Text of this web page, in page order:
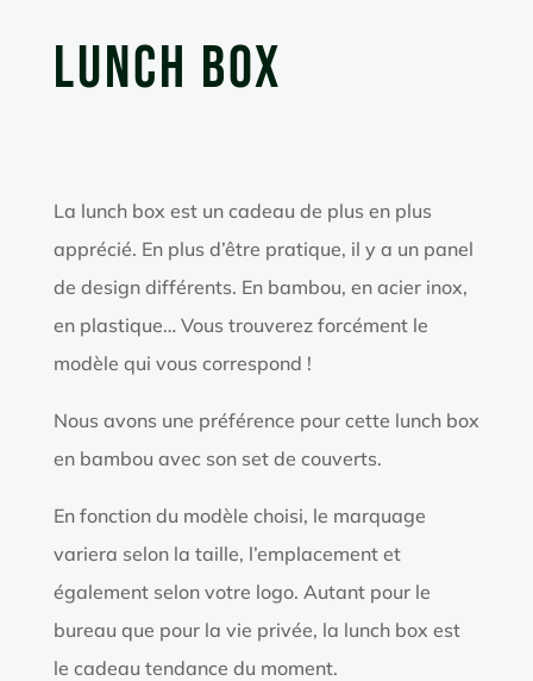
Lunch Box
La lunch box est un cadeau de plus en plus
apprécié. En plus d’être pratique, il y a un panel
de design différents. En bambou, en acier inox,
en plastique… Vous trouverez forcément le
modèle qui vous correspond !
Nous avons une préférence pour cette lunch box
en bambou avec son set de couverts.
En fonction du modèle choisi, le marquage
variera selon la taille, l’emplacement et
également selon votre logo. Autant pour le
bureau que pour la vie privée, la lunch box est
le cadeau tendance du moment.